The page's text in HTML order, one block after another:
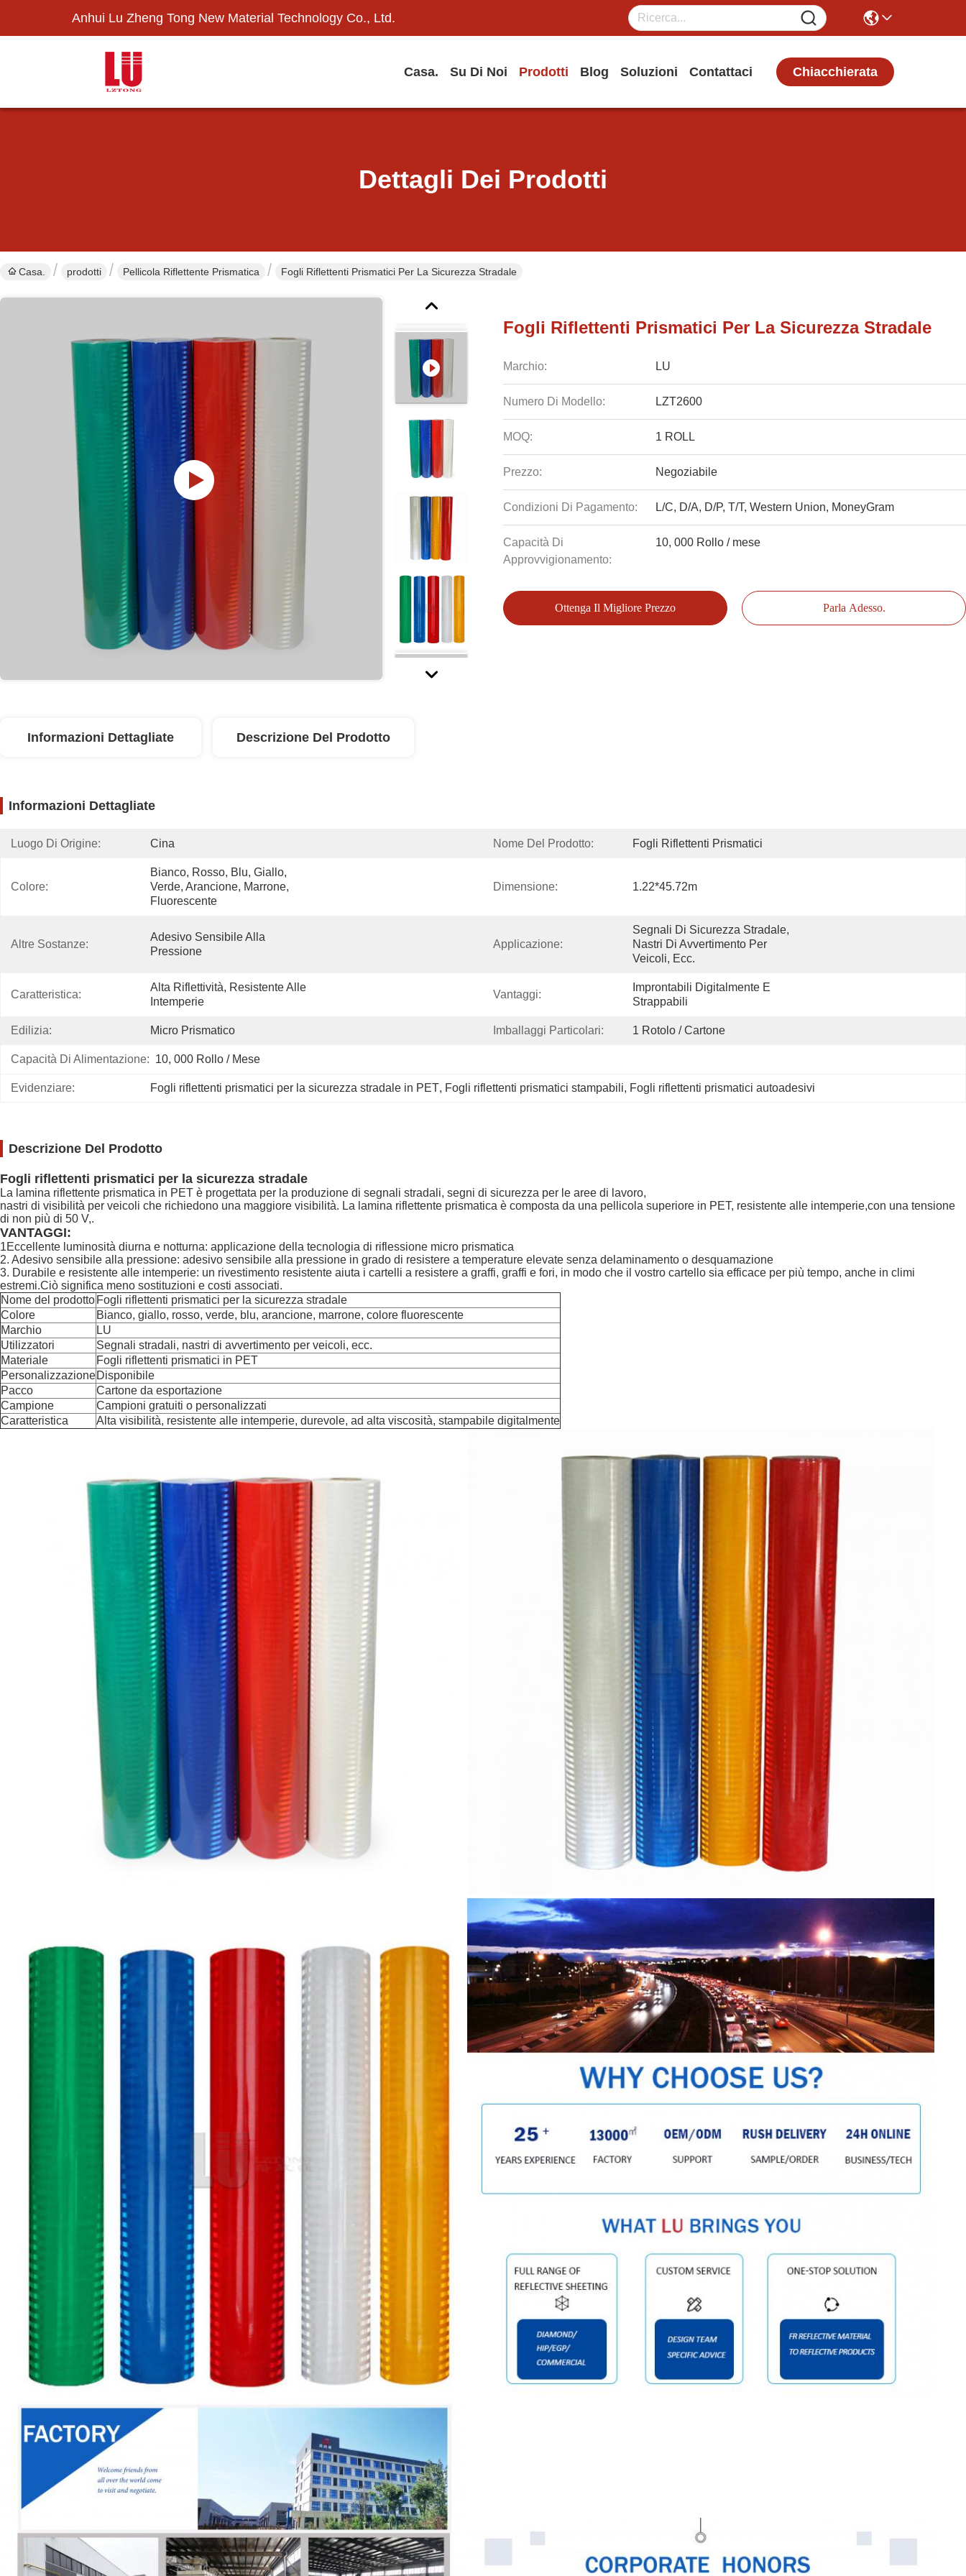
Anhui Lu Zheng Tong New Material Technology Co., Ltd.
Casa. Su Di Noi Prodotti Blog Soluzioni Contattaci Chiacchierata
Dettagli Dei Prodotti
Casa. prodotti Pellicola Riflettente Prismatica Fogli Riflettenti Prismatici Per La Sicurezza Stradale
Fogli Riflettenti Prismatici Per La Sicurezza Stradale
Marchio: LU
Numero Di Modello: LZT2600
MOQ: 1 ROLL
Prezzo: Negoziabile
Condizioni Di Pagamento: L/C, D/A, D/P, T/T, Western Union, MoneyGram
Capacità Di
Approvvigionamento:
10, 000 Rollo / mese
Ottenga Il Migliore Prezzo Parla Adesso.
Informazioni Dettagliate Descrizione Del Prodotto
Informazioni Dettagliate
Luogo Di Origine: Cina Nome Del Prodotto: Fogli Riflettenti Prismatici
Colore:
Bianco, Rosso, Blu, Giallo,
Verde, Arancione, Marrone,
Fluorescente
Dimensione: 1.22*45.72m
Altre Sostanze:
Adesivo Sensibile Alla
Pressione
Applicazione:
Segnali Di Sicurezza Stradale,
Nastri Di Avvertimento Per
Veicoli, Ecc.
Caratteristica:
Alta Riflettività, Resistente Alle
Intemperie
Vantaggi:
Improntabili Digitalmente E
Strappabili
Edilizia: Micro Prismatico Imballaggi Particolari: 1 Rotolo / Cartone
Capacità Di Alimentazione: 10, 000 Rollo / Mese
Evidenziare: Fogli riflettenti prismatici per la sicurezza stradale in PET, Fogli riflettenti prismatici stampabili, Fogli riflettenti prismatici autoadesivi
Descrizione Del Prodotto
Fogli riflettenti prismatici per la sicurezza stradale
La lamina riflettente prismatica in PET è progettata per la produzione di segnali stradali, segni di sicurezza per le aree di lavoro,
nastri di visibilità per veicoli che richiedono una maggiore visibilità. La lamina riflettente prismatica è composta da una pellicola superiore in PET, resistente alle intemperie,con una tensione
di non più di 50 V,.
VANTAGGI:
1Eccellente luminosità diurna e notturna: applicazione della tecnologia di riflessione micro prismatica
2. Adesivo sensibile alla pressione: adesivo sensibile alla pressione in grado di resistere a temperature elevate senza delaminamento o desquamazione
3. Durabile e resistente alle intemperie: un rivestimento resistente aiuta i cartelli a resistere a graffi, graffi e fori, in modo che il vostro cartello sia efficace per più tempo, anche in climi
estremi.Ciò significa meno sostituzioni e costi associati.
Nome del prodotto Fogli riflettenti prismatici per la sicurezza stradale
Colore
Bianco, giallo, rosso, verde, blu, arancione, marrone, colore fluorescente
Marchio
LU
Utilizzatori
Segnali stradali, nastri di avvertimento per veicoli, ecc.
Materiale
Fogli riflettenti prismatici in PET
PersonalizzazioneDisponibile
Pacco
Cartone da esportazione
Campione
Campioni gratuiti o personalizzati
Caratteristica
Alta visibilità, resistente alle intemperie, durevole, ad alta viscosità, stampabile digitalmente